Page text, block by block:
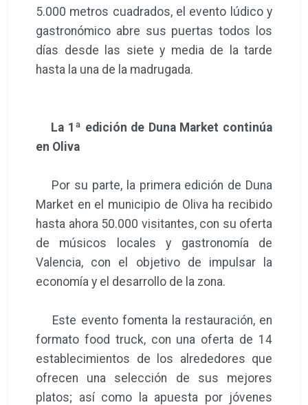
5.000 metros cuadrados, el evento lúdico y
gastronómico abre sus puertas todos los
días desde las siete y media de la tarde
hasta la una de la madrugada.
La 1ª edición de Duna Market continúa
en Oliva
Por su parte, la primera edición de Duna
Market en el municipio de Oliva ha recibido
hasta ahora 50.000 visitantes, con su oferta
de músicos locales y gastronomía de
Valencia, con el objetivo de impulsar la
economía y el desarrollo de la zona.
Este evento fomenta la restauración, en
formato food truck, con una oferta de 14
establecimientos de los alrededores que
ofrecen una selección de sus mejores
platos; así como la apuesta por jóvenes